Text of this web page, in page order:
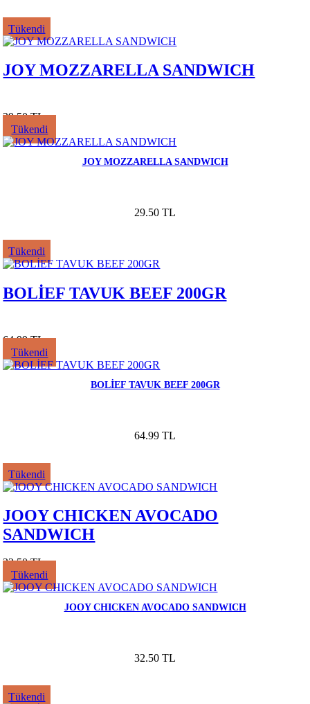
Tükendi
JOY MOZZARELLA SANDWICH
29.50 TL
Tükendi
JOY MOZZARELLA SANDWICH
29.50 TL
Tükendi
BOLİEF TAVUK BEEF 200GR
64.99 TL
Tükendi
BOLİEF TAVUK BEEF 200GR
64.99 TL
Tükendi
JOOY CHICKEN AVOCADO
SANDWICH
32.50 TL
Tükendi
JOOY CHICKEN AVOCADO SANDWICH
32.50 TL
Tükendi